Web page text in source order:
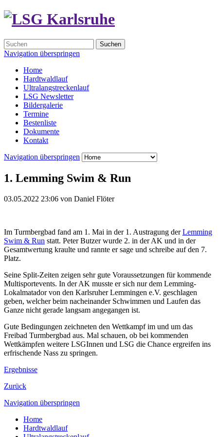
Suchen
Navigation überspringen
Home
Hardtwaldlauf
Ultralangstreckenlauf
LSG Newsletter
Bildergalerie
Termine
Bestenliste
Dokumente
Kontakt
Navigation überspringen
1. Lemming Swim & Run
03.05.2022 23:06 von Daniel Flöter
Im Turmbergbad fand am 1. Mai in der 1. Austragung derLemming
Swim & Run statt. Peter Butzer wurde 2. in der AK und in der
Gesamtwertung kraulte und rannte er sage und schreibe auf den 7.
Platz.
Seine Split-Zeiten zeigen sehr gute Voraussetzungen für kommende
Multisportevents. In der AK musste er sich nur dem Lemming-
Lokalmatador von den Karlsruher Lemmingen e.V. geschlagen
geben, welcher beim nacheinander Schwimmen und Laufen das
Ganze nicht gerade langsam angegangen ist.
Gute Bedingungen zeichneten den Wettkampf im und um das
Freibad Turmbergbad aus. Mal schauen, ob bei kommenden
Wettkämpfen weitere LSGInnen und LSG die Chance ergreifen ins
erfrischende Nass zu springen.
Ergebnisse
Zurück
Navigation überspringen
Home
Hardtwaldlauf